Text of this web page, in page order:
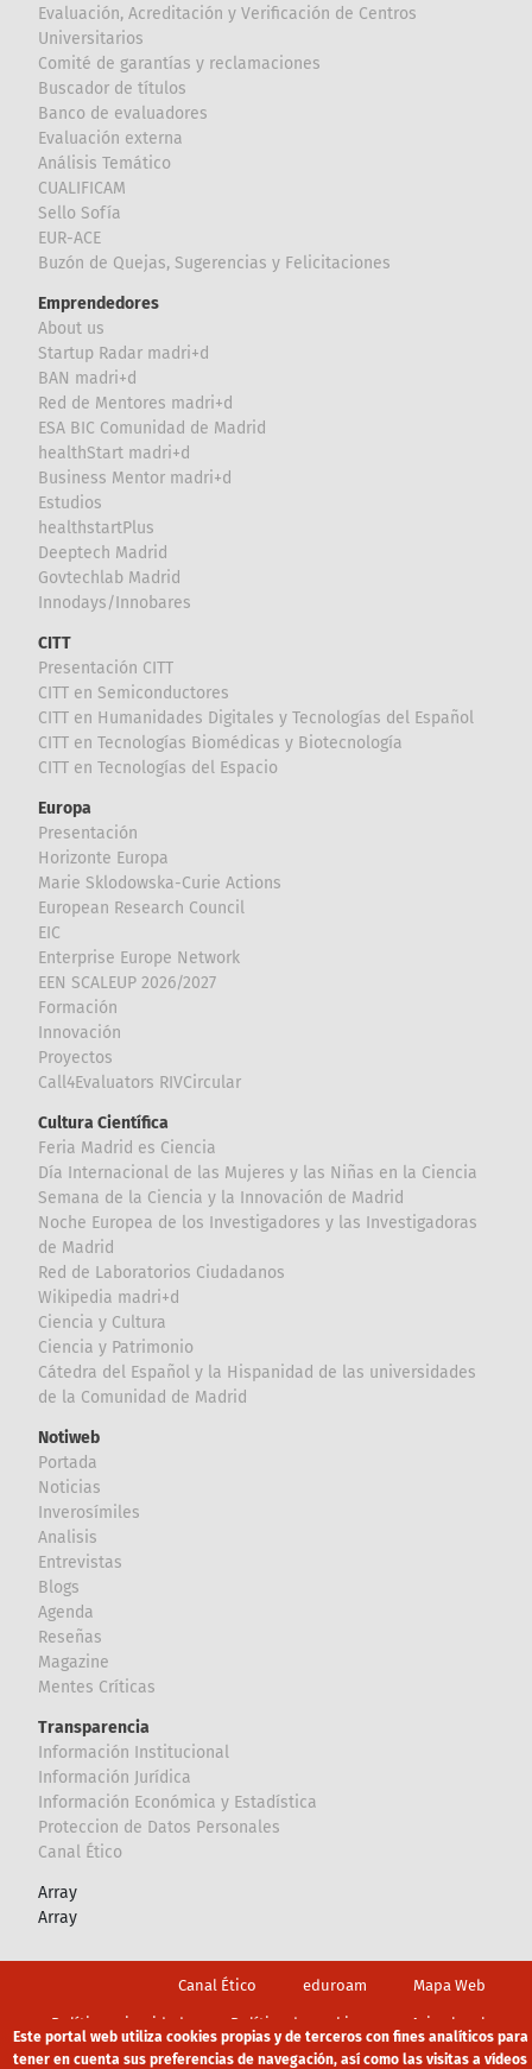
Evaluación, Acreditación y Verificación de Centros
Universitarios
Comité de garantías y reclamaciones
Buscador de títulos
Banco de evaluadores
Evaluación externa
Análisis Temático
CUALIFICAM
Sello Sofía
EUR-ACE
Buzón de Quejas, Sugerencias y Felicitaciones
Emprendedores
About us
Startup Radar madri+d
BAN madri+d
Red de Mentores madri+d
ESA BIC Comunidad de Madrid
healthStart madri+d
Business Mentor madri+d
Estudios
healthstartPlus
Deeptech Madrid
Govtechlab Madrid
Innodays/Innobares
CITT
Presentación CITT
CITT en Semiconductores
CITT en Humanidades Digitales y Tecnologías del Español
CITT en Tecnologías Biomédicas y Biotecnología
CITT en Tecnologías del Espacio
Europa
Presentación
Horizonte Europa
Marie Sklodowska-Curie Actions
European Research Council
EIC
Enterprise Europe Network
EEN SCALEUP 2026/2027
Formación
Innovación
Proyectos
Call4Evaluators RIVCircular
Cultura Científica
Feria Madrid es Ciencia
Día Internacional de las Mujeres y las Niñas en la Ciencia
Semana de la Ciencia y la Innovación de Madrid
Noche Europea de los Investigadores y las Investigadoras
de Madrid
Red de Laboratorios Ciudadanos
Wikipedia madri+d
Ciencia y Cultura
Ciencia y Patrimonio
Cátedra del Español y la Hispanidad de las universidades
de la Comunidad de Madrid
Notiweb
Portada
Noticias
Inverosímiles
Analisis
Entrevistas
Blogs
Agenda
Reseñas
Magazine
Mentes Críticas
Transparencia
Información Institucional
Información Jurídica
Información Económica y Estadística
Proteccion de Datos Personales
Canal Ético
Array
Array
Canal Ético eduroam Mapa Web
Política privacidad Política de cookies Aviso legal
Este portal web utiliza cookies propias y de terceros con fines analíticos para
tener en cuenta sus preferencias de navegación, así como las visitas a vídeos